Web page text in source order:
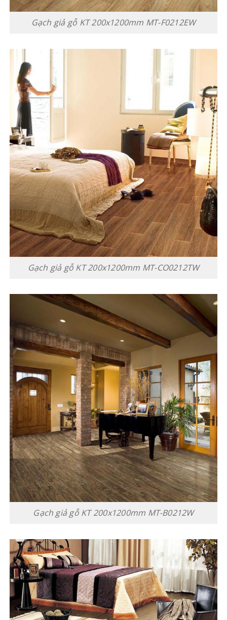
Gạch giả gỗ KT 200x1200mm MT-F0212EW
Gạch giả gỗ KT 200x1200mm MT-CO0212TW
Gạch giả gỗ KT 200x1200mm MT-B0212W